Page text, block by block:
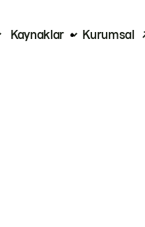
Kaynaklar Kurumsal